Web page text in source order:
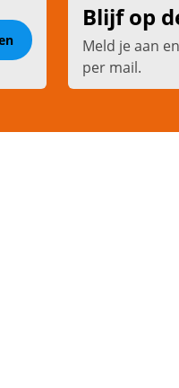
Blijf op
Meld je aan
per mail.